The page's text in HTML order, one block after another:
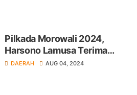
Pilkada Morowali 2024,
Harsono Lamusa Terima
Rekomendasi PBB di Jakarta
DAERAH AUG 04, 2024